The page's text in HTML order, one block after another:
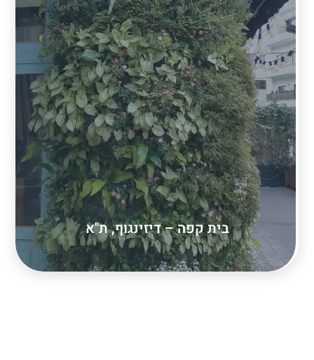
בית קפה – דיזינגוף, ת"א